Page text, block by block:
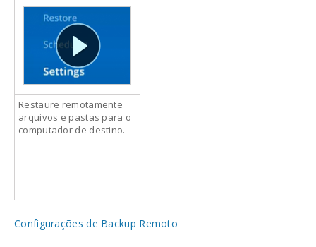
Restaure remotamente
arquivos e pastas para o
computador de destino.
Configurações de Backup Remoto